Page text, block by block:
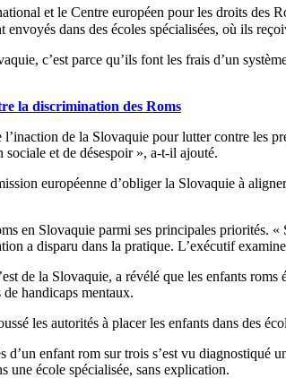
et le Centre européen pour les droits des
dans des écoles spécialisées, où ils
c’est parce qu’ils font les frais d’un
la discrimination des Roms
de la Slovaquie pour lutter contre les
et de désespoir », a-t-il ajouté.
européenne d’obliger la Slovaquie à
en Slovaquie parmi ses principales
a disparu dans la pratique. L’exécutif
de la Slovaquie, a révélé que les enfants
handicaps mentaux.
les autorités à placer les enfants dans des
d’un enfant rom sur trois s’est vu
une école spécialisée, sans explication.